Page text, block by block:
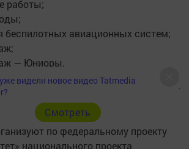
работы;
беспилотных авиационных систем;
— Юниоры.
«Профессионалов» пройдет в Санкт-
ноября по 4 декабря, где участники
уже по 30 компетенциям.
по федеральному проекту
национального проекта
видели новое видео Tatmedia
Cмотреть